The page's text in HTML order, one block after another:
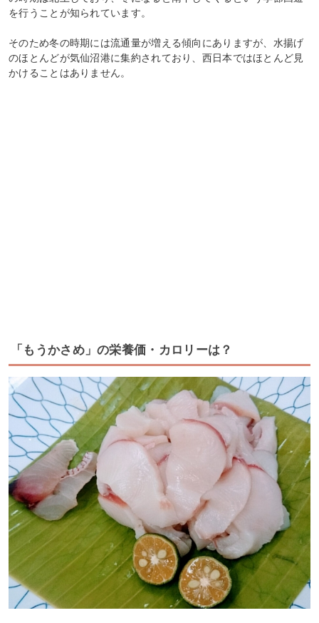
を行うことが知られています。
そのため冬の時期には流通量が増える傾向にありますが、水揚げ
のほとんどが気仙沼港に集約されており、西日本ではほとんど見
かけることはありません。
「もうかさめ」の栄養価・カロリーは？